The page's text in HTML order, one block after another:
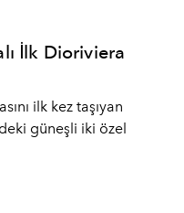
İlk Dioriviera
ilk kez taşıyan
güneşli iki özel